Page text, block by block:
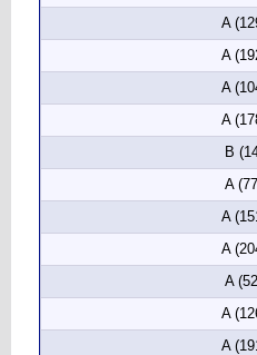
A
A
A
A
B
A
A
A
A
A
A